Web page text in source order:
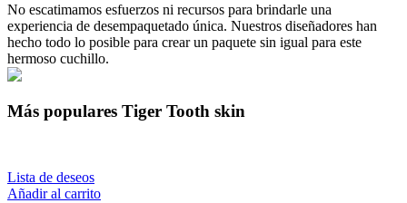
No escatimamos esfuerzos ni recursos para brindarle una
experiencia de desempaquetado única. Nuestros diseñadores han
hecho todo lo posible para crear un paquete sin igual para este
hermoso cuchillo.
Más populares Tiger Tooth skin
Lista de deseos
Añadir al carrito